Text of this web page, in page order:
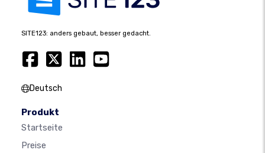
SITE123: anders gebaut, besser gedacht.
Deutsch
Produkt
Startseite
Preise